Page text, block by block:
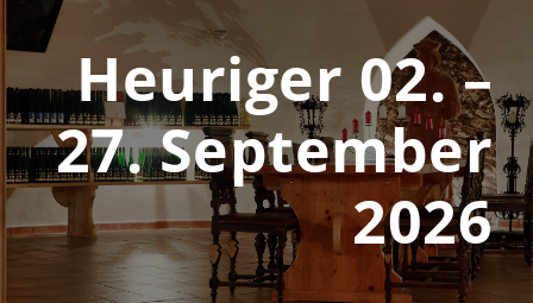
Heuriger 02. –
27. September
2026